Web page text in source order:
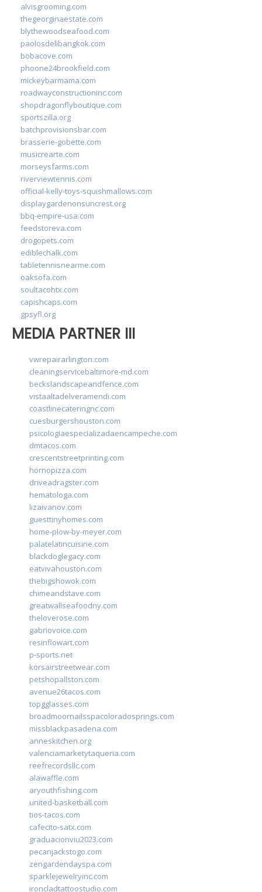
alvisgrooming.com
thegeorginaestate.com
blythewoodseafood.com
paolosdelibangkok.com
bobacove.com
phoone24brookfield.com
mickeybarmama.com
roadwayconstructioninc.com
shopdragonflyboutique.com
sportszilla.org
batchprovisionsbar.com
brasserie-gobette.com
musicrearte.com
morseysfarms.com
riverviewtennis.com
official-kelly-toys-squishmallows.com
displaygardenonsuncrest.org
bbq-empire-usa.com
feedstoreva.com
drogopets.com
ediblechalk.com
tabletennisnearme.com
oaksofa.com
soultacohtx.com
capishcaps.com
gpsyfl.org
MEDIA PARTNER III
vwrepairarlington.com
cleaningservicebaltimore-md.com
beckslandscapeandfence.com
vistaaltadelveramendi.com
coastlinecateringnc.com
cuesburgershouston.com
psicologiaespecializadaencampeche.com
dmtacos.com
crescentstreetprinting.com
hornopizza.com
driveadragster.com
hematologa.com
lizaivanov.com
guesttinyhomes.com
home-plow-by-meyer.com
palatelatincuisine.com
blackdoglegacy.com
eatvivahouston.com
thebigshowok.com
chimeandstave.com
greatwallseafoodny.com
theloverose.com
gabriovoice.com
resinflowart.com
p-sports.net
korsairstreetwear.com
petshopallston.com
avenue26tacos.com
topgglasses.com
broadmoornailsspacoloradosprings.com
missblackpasadena.com
anneskitchen.org
valenciamarketytaqueria.com
reefrecordsllc.com
alawaffle.com
aryouthfishing.com
united-basketball.com
tios-tacos.com
cafecito-satx.com
graduacionviu2023.com
pecanjackstogo.com
zengardendayspa.com
sparklejewelryinc.com
ironcladtattoostudio.com